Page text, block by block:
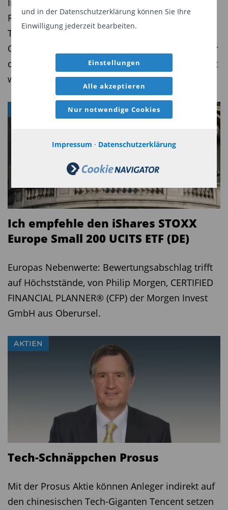
und in der Datenschutzerklärung können Sie Ihre
Einwilligung jederzeit bearbeiten.
Einstellungen
Alle akzeptieren
Nur notwendige Cookies
Impressum · Datenschutzerklärung
In der dreiteiligen Serie beleuchtet Finanz- und
Rohstoffexperte Tim Bröning im Auftrag von
TiAM FundResearch die Hintergründe und
Chancen für Investoren. Teil 1: Warum Kupfer für
die Elektrifizierung der Welt so dringend benötigt
wird
Ich empfehle den iShares STOXX
Europe Small 200 UCITS ETF (DE)
Europas Nebenwerte: Bewertungsabschlag trifft
auf Höchststände, von Philip Morgen, CERTIFIED
FINANCIAL PLANNER® (CFP) der Morgen Invest
GmbH aus Oberursel.
AKTIEN
Tech-Schnäppchen Prosus
Mit der Prosus Aktie können Anleger indirekt auf
den chinesischen Tech-Giganten Tencent setzen